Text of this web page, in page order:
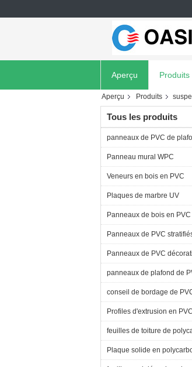
Aperçu Produits
Aperçu Produits
Tous les produits
panneaux de PVC de
Panneau mural WPC
Veneurs en bois en PVC
Plaques de marbre UV
Panneaux de bois en PVC
Panneaux de PVC
Panneaux de PVC
panneaux de plafond de
conseil de bordage de
Profiles d'extrusion en PVC
feuilles de toiture de
Plaque solide en